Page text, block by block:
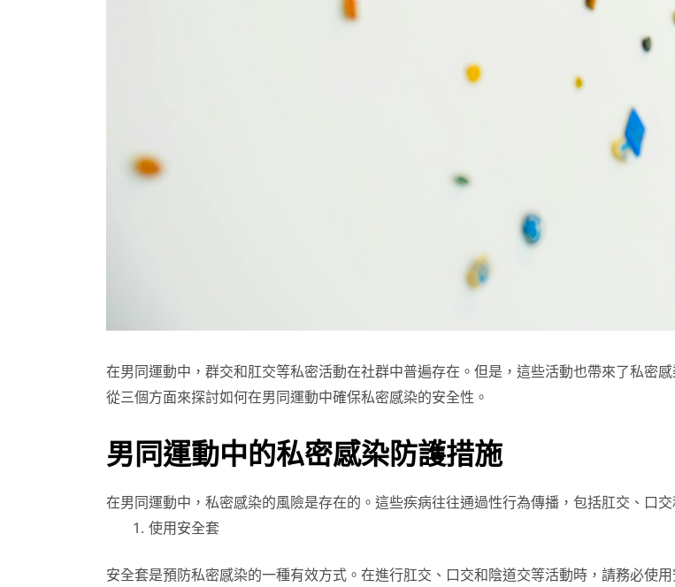
在男同運動中，群交和肛交等私密活動在社群中普遍存在。但是，這些活動也帶來了私密
從三個方面來探討如何在男同運動中確保私密感染的安全性。
男同運動中的私密感染防護措施
在男同運動中，私密感染的風險是存在的。這些疾病往往通過性行為傳播，包括肛交、口
使用安全套
安全套是預防私密感染的一種有效方式。在進行肛交、口交和陰道交等活動時，請務必使